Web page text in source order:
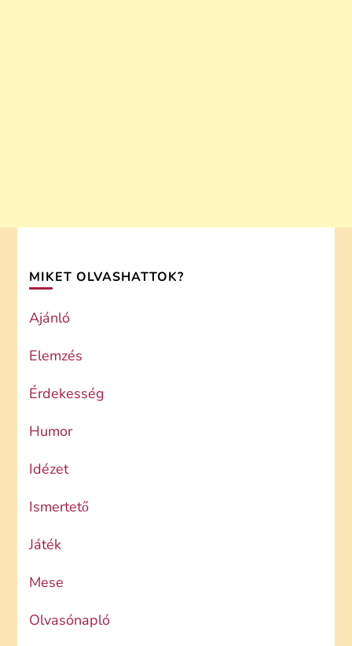
MIKET OLVASHATTOK?
Ajánló
Elemzés
Érdekesség
Humor
Idézet
Ismertető
Játék
Mese
Olvasónapló